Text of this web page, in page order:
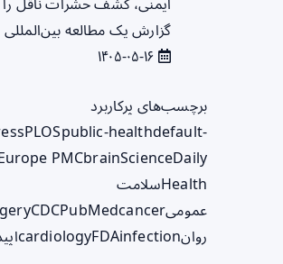
گزارش یک مطالعه بین‌المللی
برچسب‌های پرکاربرد
PLOSpublic-healthdefault-
PMCbrainScienceDaily
Healthسلامت
عمومی
CDCPubMedcancer
روان
cardiologyFDAinfection